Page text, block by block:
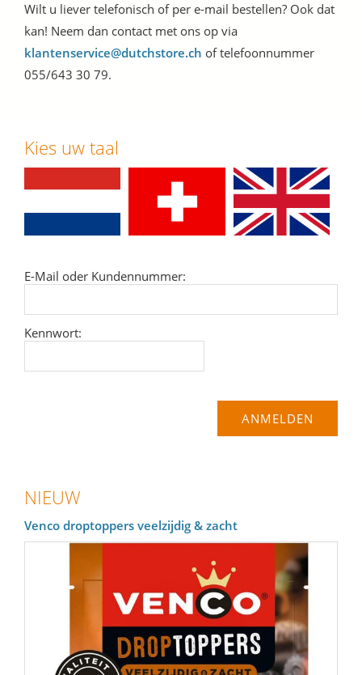
Wilt u liever telefonisch of per e-mail bestellen? Ook dat
kan! Neem dan contact met ons op via
klantenservice@dutchstore.ch of telefoonnummer
055/643 30 79.
Kies uw taal
E-Mail oder Kundennummer:
Kennwort:
NIEUW
Venco droptoppers veelzijdig & zacht